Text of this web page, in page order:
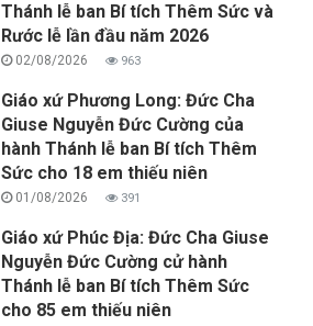
Thánh lễ ban Bí tích Thêm Sức và
Rước lễ lần đầu năm 2026
02/08/2026 963
Giáo xứ Phương Long: Đức Cha
Giuse Nguyễn Đức Cường của
hành Thánh lễ ban Bí tích Thêm
Sức cho 18 em thiếu niên
01/08/2026 391
Giáo xứ Phúc Địa: Đức Cha Giuse
Nguyễn Đức Cường cử hành
Thánh lễ ban Bí tích Thêm Sức
cho 85 em thiếu niên